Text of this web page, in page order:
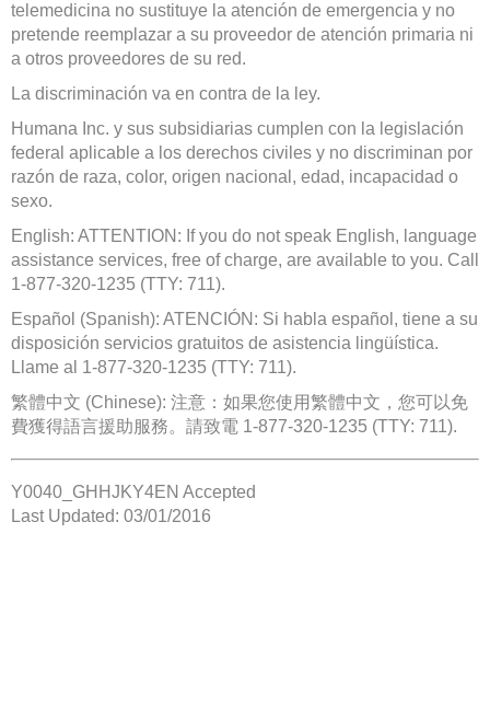
telemedicina no sustituye la atención de emergencia y no
pretende reemplazar a su proveedor de atención primaria ni
a otros proveedores de su red.
La discriminación va en contra de la ley.
Humana Inc. y sus subsidiarias cumplen con la legislación
federal aplicable a los derechos civiles y no discriminan por
razón de raza, color, origen nacional, edad, incapacidad o
sexo.
English: ATTENTION: If you do not speak English, language
assistance services, free of charge, are available to you. Call
1-877-320-1235 (TTY: 711).
Español (Spanish): ATENCIÓN: Si habla español, tiene a su
disposición servicios gratuitos de asistencia lingüística.
Llame al 1-877-320-1235 (TTY: 711).
繁體中文 (Chinese): 注意：如果您使用繁體中文，您可以免
費獲得語言援助服務。請致電 1-877-320-1235 (TTY: 711).
Y0040_GHHJKY4EN Accepted
Last Updated: 03/01/2016